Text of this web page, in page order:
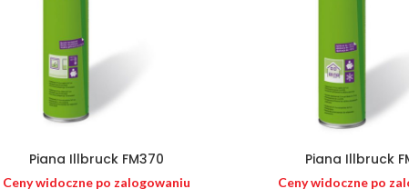
Piana Illbruck FM370
Ceny widoczne po zalogowaniu
Piana Illbruck
Ceny widoczne po